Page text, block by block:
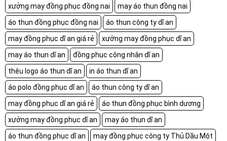
xưởng may đồng phục đồng nai
may áo thun đồng nai
áo thun đồng phục đồng nai
áo thun công ty dĩ an
may đồng phục dĩ an giá rẻ
xưởng may đồng phục dĩ an
may áo thun dĩ an
đồng phục công nhân dĩ an
thêu logo áo thun dĩ an
in áo thun dĩ an
áo polo đồng phục dĩ an
áo thun công ty dĩ an
may đồng phục dĩ an giá rẻ
áo thun đồng phục bình dương
xưởng may đồng phục dĩ an
may áo thun dĩ an
áo thun đồng phục dĩ an
may đồng phục công ty Thủ Dầu Một